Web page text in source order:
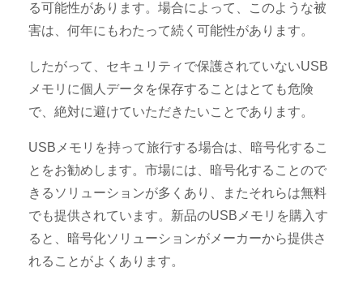
る可能性があります。場合によって、このような被
害は、何年にもわたって続く可能性があります。
したがって、セキュリティで保護されていないUSB
メモリに個人データを保存することはとても危険
で、絶対に避けていただきたいことであります。
USBメモリを持って旅行する場合は、暗号化するこ
とをお勧めします。市場には、暗号化することので
きるソリューションが多くあり、またそれらは無料
でも提供されています。新品のUSBメモリを購入す
ると、暗号化ソリューションがメーカーから提供さ
れることがよくあります。